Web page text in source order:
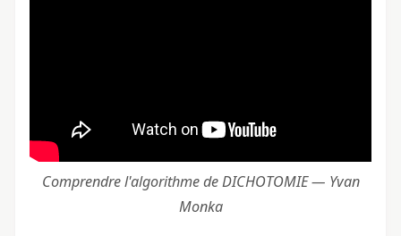
Comprendre l'algorithme de DICHOTOMIE — Yvan
Monka